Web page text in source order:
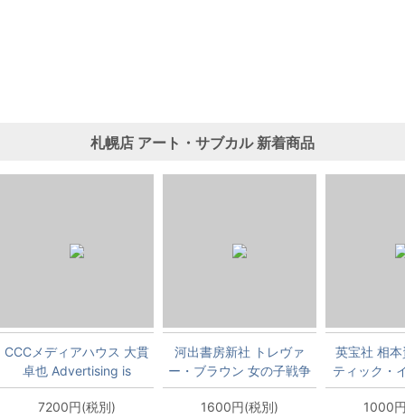
札幌店 アート・サブカル新着商品
CCCメディアハウス 大貫
卓也 Advertising is
TAKUYA ONUKI
Advertising
7200円(税別)
河出書房新社 トレヴァ
ー・ブラウン 女の子戦争
1600円(税別)
英宝社 相
ティック・
へ
1000